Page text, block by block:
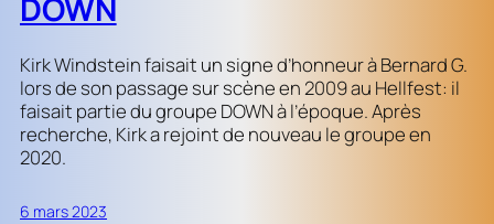
DOWN
Kirk Windstein faisait un signe d’honneur à Bernard G.
lors de son passage sur scène en 2009 au Hellfest: il
faisait partie du groupe DOWN à l’époque. Après
recherche, Kirk a rejoint de nouveau le groupe en
2020.
6 mars 2023